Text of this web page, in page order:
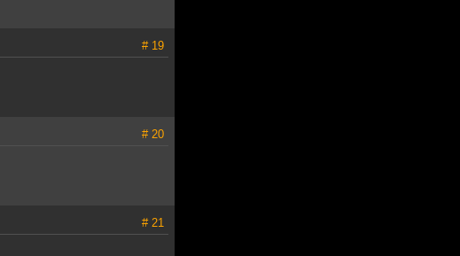
# 19
# 20
# 21